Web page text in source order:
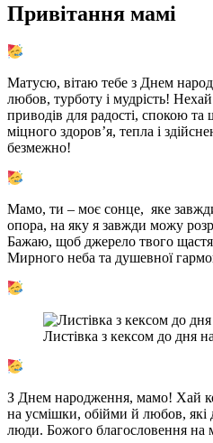
Привітання мамі
Матусю, вітаю тебе з Днем
любов, турботу і мудрість!
приводів для радості, спокою
міцного здоров’я, тепла і
безмежно!
Мамо, ти – моє сонце, яке
опора, на яку я завжди можу
Бажаю, щоб джерело твого щастя
Мирного неба та душевної
Листівка з кексом до дня
З Днем народження, мамо! Хай
на усмішки, обійми й любов, які
люди. Божого благословення на